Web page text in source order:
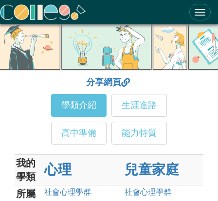
ColleGo! 大學選才與高中育才輔助系統
分享網頁
學類介紹 生涯進路
高中準備 能力特質
我的
學類
心理 兒童家庭
所屬
社會心理學群 社會心理學群